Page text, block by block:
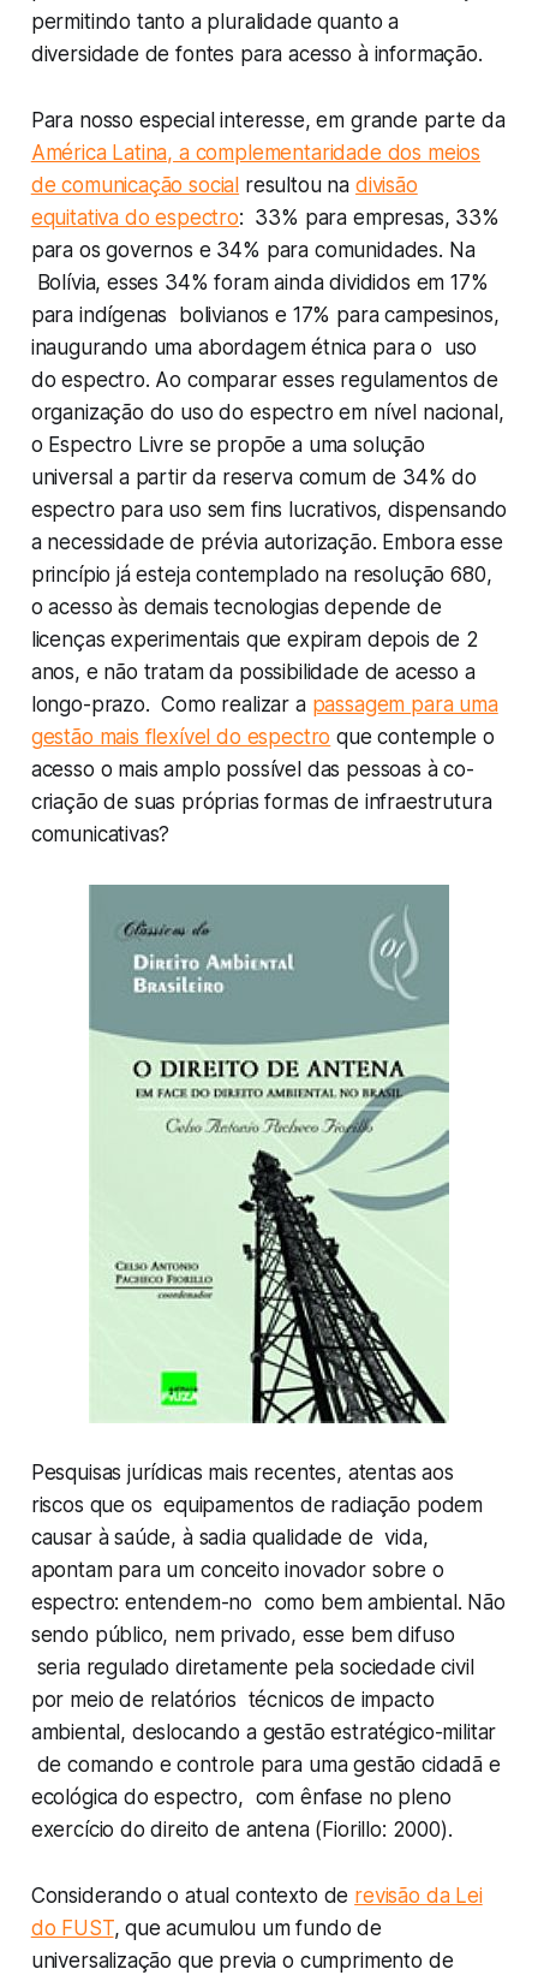
permitindo tanto a pluralidade quanto a
diversidade de fontes para acesso à informação.
Para nosso especial interesse, em grande parte da
América Latina, a complementaridade dos meios
de comunicação social resultou na divisão
equitativa do espectro: 33% para empresas, 33%
para os governos e 34% para comunidades. Na
Bolívia, esses 34% foram ainda divididos em 17%
para indígenas bolivianos e 17% para campesinos,
inaugurando uma abordagem étnica para o uso
do espectro. Ao comparar esses regulamentos de
organização do uso do espectro em nível nacional,
o Espectro Livre se propõe a uma solução
universal a partir da reserva comum de 34% do
espectro para uso sem fins lucrativos, dispensando
a necessidade de prévia autorização. Embora esse
princípio já esteja contemplado na resolução 680,
o acesso às demais tecnologias depende de
licenças experimentais que expiram depois de 2
anos, e não tratam da possibilidade de acesso a
longo-prazo. Como realizar a passagem para uma
gestão mais flexível do espectro que contemple o
acesso o mais amplo possível das pessoas à co-
criação de suas próprias formas de infraestrutura
comunicativas?
Pesquisas jurídicas mais recentes, atentas aos
riscos que os equipamentos de radiação podem
causar à saúde, à sadia qualidade de vida,
apontam para um conceito inovador sobre o
espectro: entendem-no como bem ambiental. Não
sendo público, nem privado, esse bem difuso
seria regulado diretamente pela sociedade civil
por meio de relatórios técnicos de impacto
ambiental, deslocando a gestão estratégico-militar
de comando e controle para uma gestão cidadã e
ecológica do espectro, com ênfase no pleno
exercício do direito de antena (Fiorillo: 2000).
Considerando o atual contexto de revisão da Lei
do FUST, que acumulou um fundo de
universalização que previa o cumprimento de